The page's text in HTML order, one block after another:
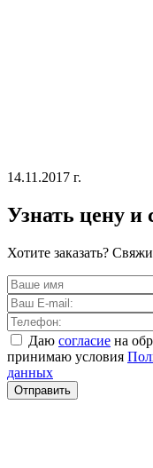
14.11.2017 г.
Узнать цену и
Хотите заказать?
Даю согласие на
принимаю условия
данных
Отправить